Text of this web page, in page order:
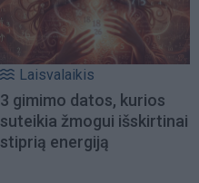
Laisvalaikis
3 gimimo datos, kurios
suteikia žmogui išskirtinai
stiprią energiją